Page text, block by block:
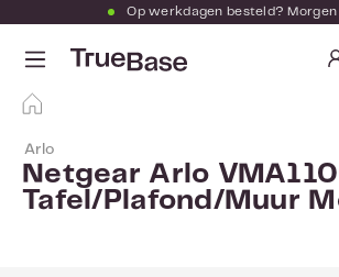
Ga naar de hoofdinhoud
Op werkdagen besteld? Morgen
Arlo
Netgear Arlo
Tafel/Plafond/Muur